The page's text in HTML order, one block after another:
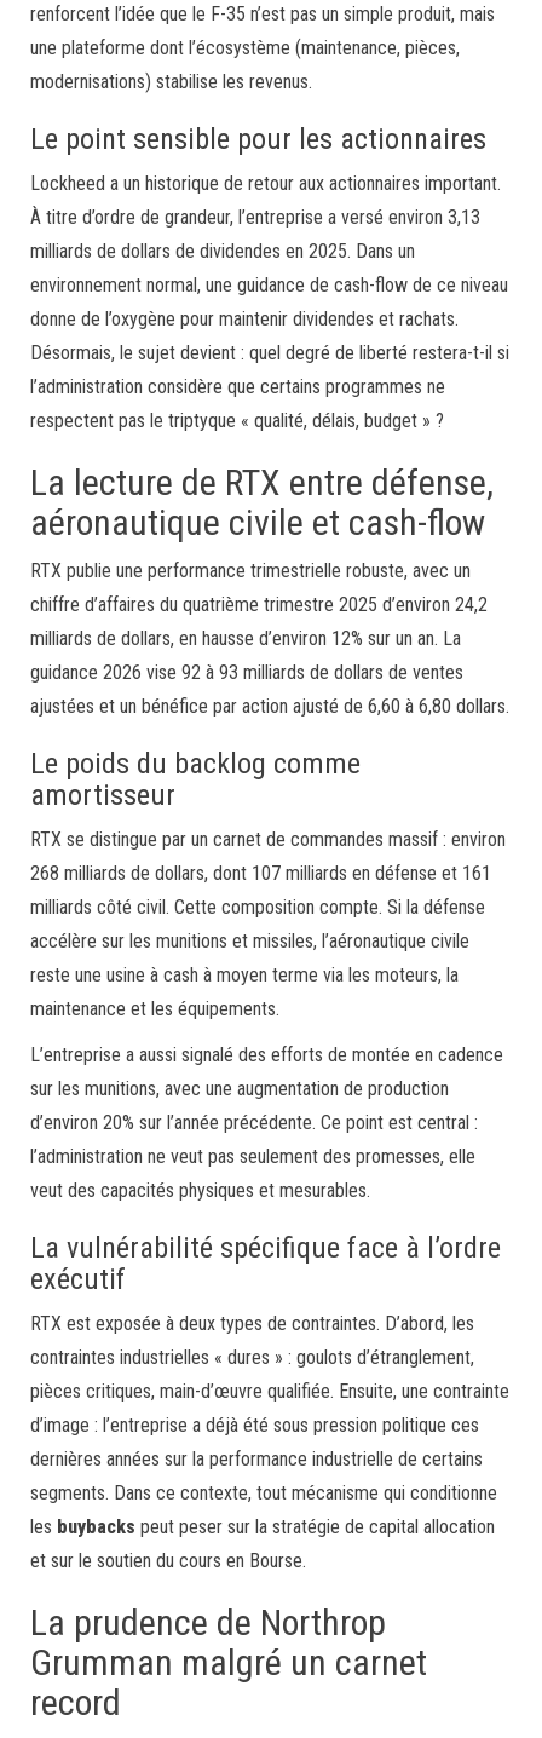
renforcent l’idée que le F-35 n’est pas un simple produit, mais
une plateforme dont l’écosystème (maintenance, pièces,
modernisations) stabilise les revenus.
Le point sensible pour les actionnaires
Lockheed a un historique de retour aux actionnaires important.
À titre d’ordre de grandeur, l’entreprise a versé environ 3,13
milliards de dollars de dividendes en 2025. Dans un
environnement normal, une guidance de cash-flow de ce niveau
donne de l’oxygène pour maintenir dividendes et rachats.
Désormais, le sujet devient : quel degré de liberté restera-t-il si
l’administration considère que certains programmes ne
respectent pas le triptyque « qualité, délais, budget » ?
La lecture de RTX entre défense,
aéronautique civile et cash-flow
RTX publie une performance trimestrielle robuste, avec un
chiffre d’affaires du quatrième trimestre 2025 d’environ 24,2
milliards de dollars, en hausse d’environ 12% sur un an. La
guidance 2026 vise 92 à 93 milliards de dollars de ventes
ajustées et un bénéfice par action ajusté de 6,60 à 6,80 dollars.
Le poids du backlog comme
amortisseur
RTX se distingue par un carnet de commandes massif : environ
268 milliards de dollars, dont 107 milliards en défense et 161
milliards côté civil. Cette composition compte. Si la défense
accélère sur les munitions et missiles, l’aéronautique civile
reste une usine à cash à moyen terme via les moteurs, la
maintenance et les équipements.
L’entreprise a aussi signalé des efforts de montée en cadence
sur les munitions, avec une augmentation de production
d’environ 20% sur l’année précédente. Ce point est central :
l’administration ne veut pas seulement des promesses, elle
veut des capacités physiques et mesurables.
La vulnérabilité spécifique face à l’ordre
exécutif
RTX est exposée à deux types de contraintes. D’abord, les
contraintes industrielles « dures » : goulots d’étranglement,
pièces critiques, main-d’œuvre qualifiée. Ensuite, une contrainte
d’image : l’entreprise a déjà été sous pression politique ces
dernières années sur la performance industrielle de certains
segments. Dans ce contexte, tout mécanisme qui conditionne
les buybacks peut peser sur la stratégie de capital allocation
et sur le soutien du cours en Bourse.
La prudence de Northrop
Grumman malgré un carnet
record